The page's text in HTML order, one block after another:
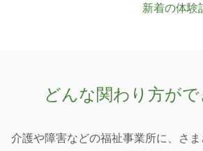
新着の体験
どんな関わり方がで
介護や障害などの福祉事業所に、さ